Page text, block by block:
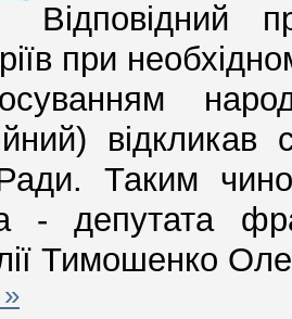
Відповідний
при
Таким
- депутата
Тимошенко